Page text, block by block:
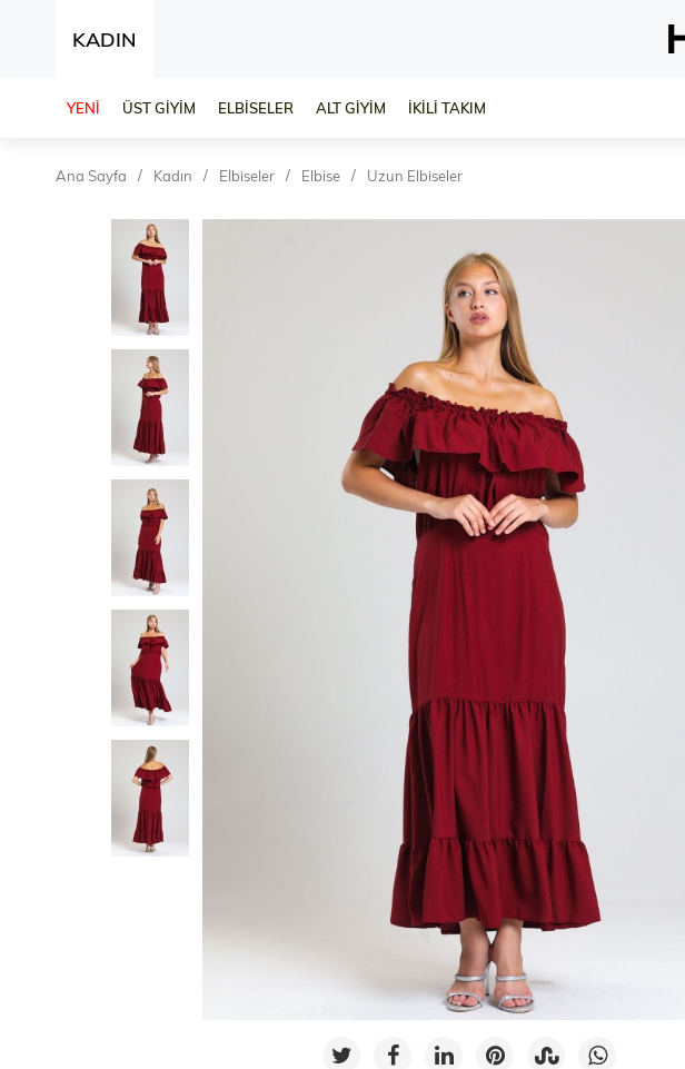
KADIN
YENİ ÜST GİYİM ELBİSELER ALT GİYİM İKİLİ TAKIM
Ana Sayfa Kadın Elbiseler Elbise Uzun Elbiseler